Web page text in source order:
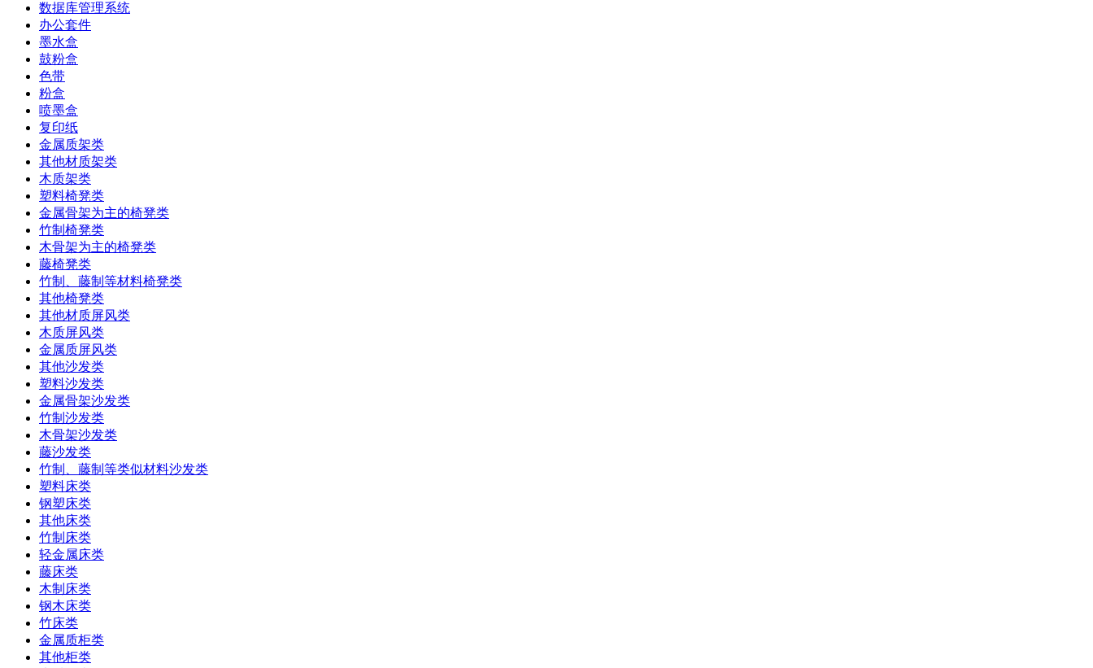
数据库管理系统
办公套件
墨水盒
鼓粉盒
色带
粉盒
喷墨盒
复印纸
金属质架类
其他材质架类
木质架类
塑料椅凳类
金属骨架为主的椅凳类
竹制椅凳类
木骨架为主的椅凳类
藤椅凳类
竹制、藤制等材料椅凳类
其他椅凳类
其他材质屏风类
木质屏风类
金属质屏风类
其他沙发类
塑料沙发类
金属骨架沙发类
竹制沙发类
木骨架沙发类
藤沙发类
竹制、藤制等类似材料沙发类
塑料床类
钢塑床类
其他床类
竹制床类
轻金属床类
藤床类
木制床类
钢木床类
竹床类
金属质柜类
其他柜类